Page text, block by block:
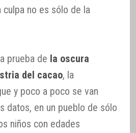
no es sólo de la
prueba de la oscura
del cacao, la
y poco a poco se van
datos, en un pueblo de sólo
niños con edades